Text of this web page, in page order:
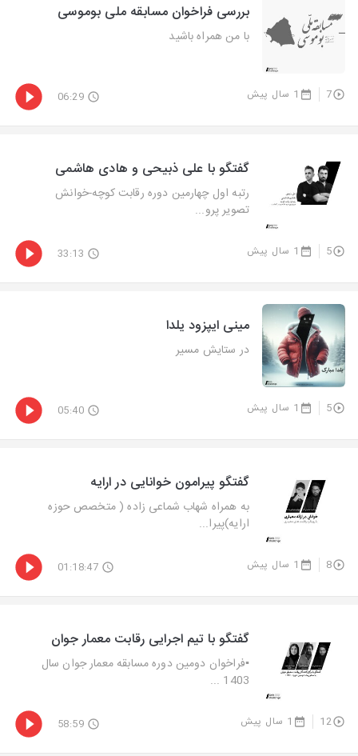
بررسی فراخوان مسابقه ملی بوموسی
با من همراه باشید
7 1 سال پیش 06:29
گفتگو با علی ذبیحی و هادی هاشمی
رتبه اول چهارمین دوره رقابت کوچه-خوانش
تصویر پرو...
5 1 سال پیش 33:13
مینی ایپزود یلدا
در ستایش مسیر
5 1 سال پیش 05:40
گفتگو پیرامون خوانایی در ارایه
به همراه شهاب شماعی زاده ( متخصص حوزه
ارایه)پیرا...
8 1 سال پیش 01:18:47
گفتگو با تیم اجرایی رقابت معمار جوان
▪️فراخوان دومین دوره مسابقه معمار جوان سال
1403 ...
12 1 سال پیش 58:59